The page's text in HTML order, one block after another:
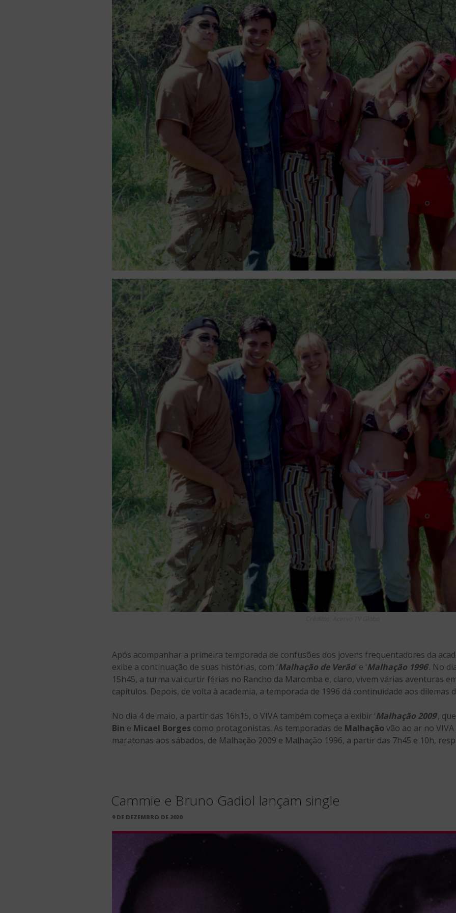
Após acompanhar a primeira temporada de confusões dos jovens frequentadores da
exibe a continuação de suas histórias, com ‘Malhação de Verão‘ e ‘Malhação 1996‘. No
15h45, a turma vai curtir férias no Rancho da Maromba e, claro, vivem várias aventuras em
capítulos. Depois, de volta à academia, a temporada de 1996 dá continuidade aos dilemas
No dia 4 de maio, a partir das 16h15, o VIVA também começa a exibir ‘Malhação 2009‘,
Bin e Micael Borges como protagonistas. As temporadas de Malhação vão ao ar no
maratonas aos sábados, de Malhação 2009 e Malhação 1996, a partir das 7h45 e 10h,
Cammie e Bruno Gadiol lançam single
PUBLICADO
9 DE DEZEMBRO DE 2020